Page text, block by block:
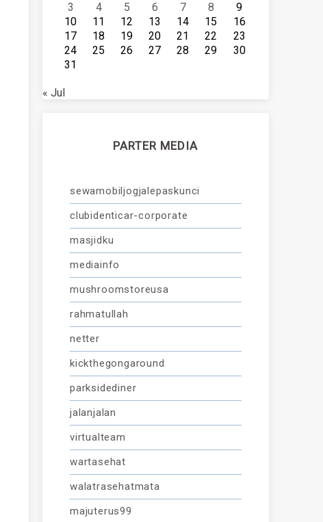
3
4 5 6 7 8
9
10
11 12 13 14 15
16
17
18 19 20 21 22
23
24
25 26 27 28 29
30
31
« Jul
PARTER MEDIA
sewamobiljogjalepaskunci
clubidenticar-corporate
masjidku
mediainfo
mushroomstoreusa
rahmatullah
netter
kickthegongaround
parksidediner
jalanjalan
virtualteam
wartasehat
walatrasehatmata
majuterus99